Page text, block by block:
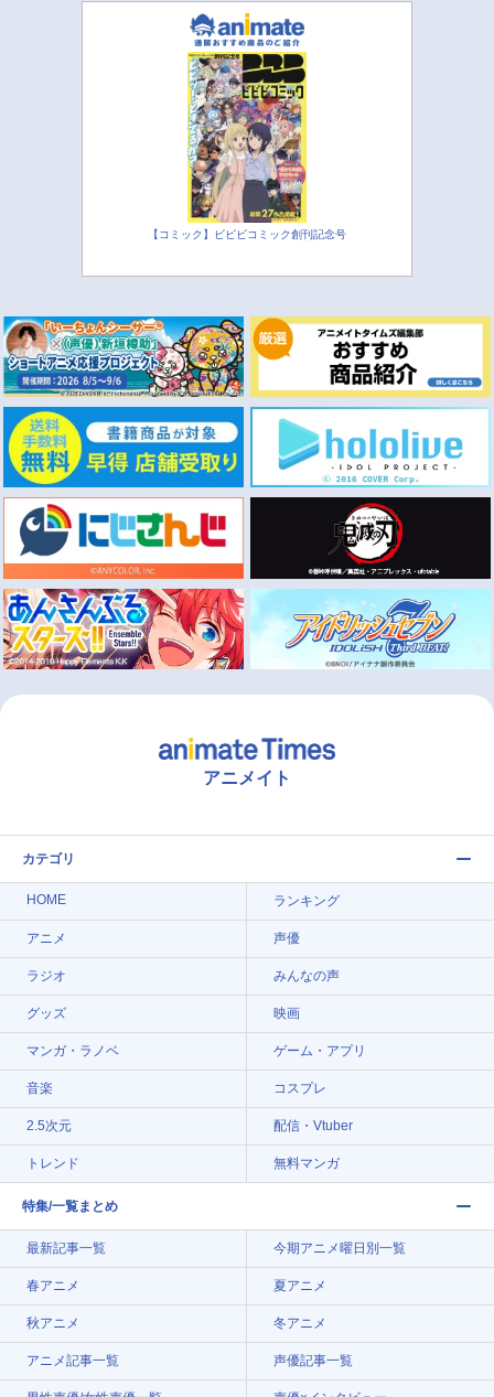
【コミック】ビビビコミック創刊記念号
アニメイト
カテゴリ
HOME ランキング
アニメ 声優
ラジオ みんなの声
グッズ 映画
マンガ・ラノベ ゲーム・アプリ
音楽 コスプレ
2.5次元 配信・Vtuber
トレンド 無料マンガ
特集/一覧まとめ
最新記事一覧 今期アニメ曜日別一覧
春アニメ 夏アニメ
秋アニメ 冬アニメ
アニメ記事一覧 声優記事一覧